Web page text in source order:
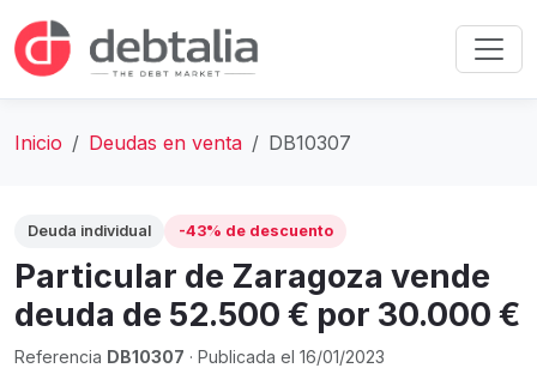
Inicio Deudas en venta DB10307
Deuda individual -43% de descuento
Particular de Zaragoza vende
deuda de 52.500 € por 30.000 €
Referencia DB10307 · Publicada el 16/01/2023